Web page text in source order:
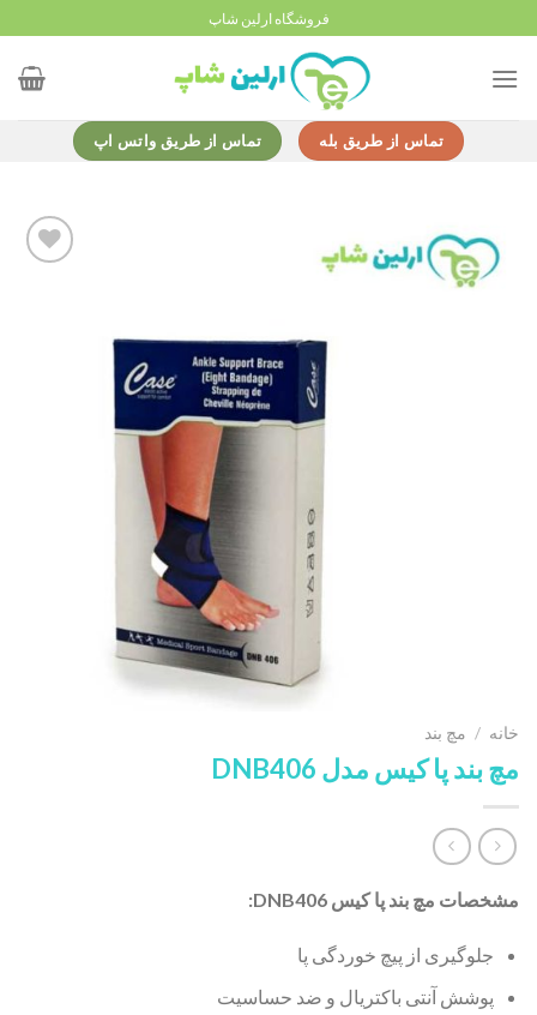
to
content
فروشگاه ارلین شاپ
تماس از طریق بله تماس از طریق واتس اپ
خانه / مچ بند
مچ بند پا کیس مدل DNB406
مشخصات مچ بند پا کیس DNB406:
جلوگیری از پیچ خوردگی پا
پوشش آنتی باکتریال و ضد حساسیت